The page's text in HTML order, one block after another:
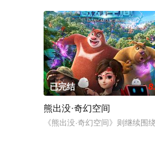
已完结
熊出没·奇幻空间
《熊出没·奇幻空间》则继续